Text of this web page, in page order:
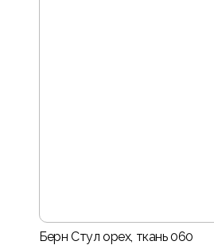
Берн Стул орех, ткань 060